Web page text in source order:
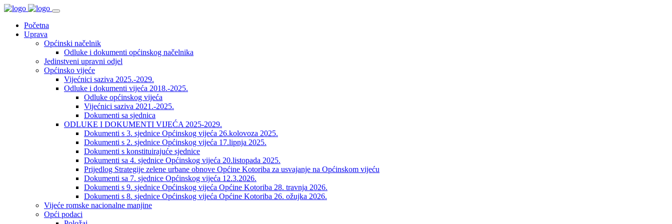
Početna
Uprava
Općinski načelnik
Odluke i dokumenti općinskog načelnika
Jedinstveni upravni odjel
Općinsko vijeće
Vijećnici saziva 2025.-2029.
Odluke i dokumenti vijeća 2018.-2025.
Odluke općinskog vijeća
Vijećnici saziva 2021.-2025.
Dokumenti sa sjednica
ODLUKE I DOKUMENTI VIJEĆA 2025-2029.
Dokumenti s 3. sjednice Općinskog vijeća 26.kolovoza 2025.
Dokumenti s 2. sjednice Općinskog vijeća 17.lipnja 2025.
Dokumenti s konstituirajuće sjednice
Dokumenti sa 4. sjednice Općinskog vijeća 20.listopada 2025.
Prijedlog Strategije zelene urbane obnove Općine Kotoriba za usvajanje na Općinskom vijeću
Dokumenti sa 7. sjednice Općinskog vijeća 12.3.2026.
Dokumenti s 9. sjednice Općinskog vijeća Općine Kotoriba 28. travnja 2026.
Dokumenti s 8. sjednice Općinskog vijeća Općine Kotoriba 26. ožujka 2026.
Vijeće romske nacionalne manjine
Opći podaci